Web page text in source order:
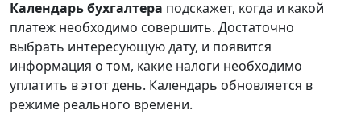
Календарьбухгалтера подскажет, когда и какой
платеж необходимо совершить. Достаточно
выбрать интересующую дату, и появится
информация о том, какие налоги необходимо
уплатить в этот день. Календарь обновляется в
режиме реального времени.